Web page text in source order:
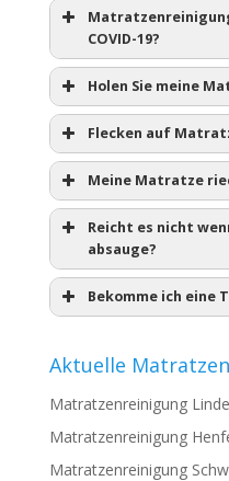
COVID-19?
Holen Sie meine
Flecken auf
Meine Matratze
Reicht es nicht
absauge?
Bekomme ich eine
Aktuelle
Matratzenreinigung
Matratzenreinigung
Matratzenreinigung